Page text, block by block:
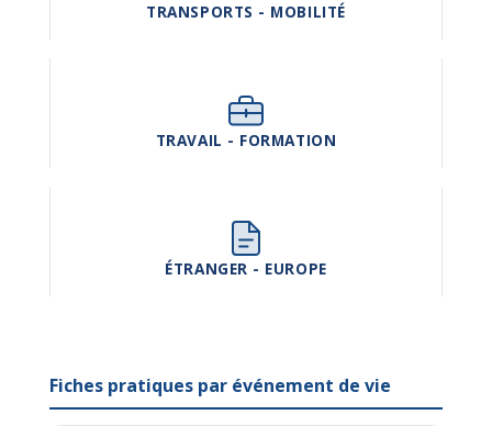
TRANSPORTS - MOBILITÉ
TRAVAIL - FORMATION
ÉTRANGER - EUROPE
Fiches pratiques par événement de vie